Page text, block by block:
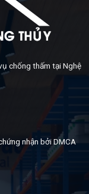
chống thấm tại Nghệ
nhận bởi DMCA